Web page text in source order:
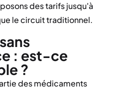
des tarifs jusqu'à
le circuit traditionnel.
: est-ce
?
des médicaments